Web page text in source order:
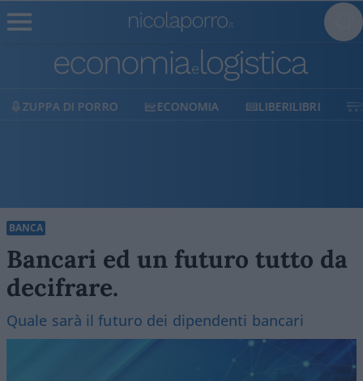
ECONOMIA LIBERILIBRI SHOP SOSTIENICI
BANCA
Bancari ed un futuro tutto da
decifrare.
Quale sarà il futuro dei dipendenti bancari